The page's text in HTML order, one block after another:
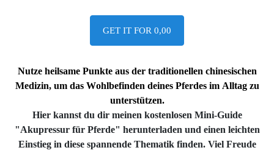
GET IT FOR 0,00
Nutze heilsame Punkte aus der traditionellen chinesischen
Medizin, um das Wohlbefinden deines Pferdes im Alltag zu
unterstützen.
Hier kannst du dir meinen kostenlosen Mini-Guide
"Akupressur für Pferde" herunterladen und einen leichten
Einstieg in diese spannende Thematik finden. Viel Freude